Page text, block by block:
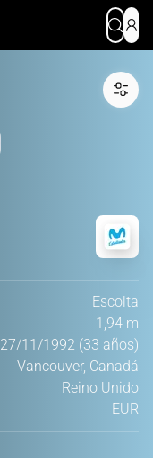
Escolta
1,94 m
27/11/1992 (33 años)
Vancouver, Canadá
Reino Unido
EUR